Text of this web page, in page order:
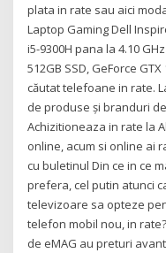
plata in rate sau aici
Laptop Gaming Dell
i5-9300H pana la 4.10
512GB SSD, GeForce
căutat telefoane in rate.
de produse și branduri
Achizitioneaza in rate la
online, acum si online ai
cu buletinul Din ce in ce
prefera, cel putin atunci
televizoare sa opteze
telefon mobil nou, in
de eMAG au preturi